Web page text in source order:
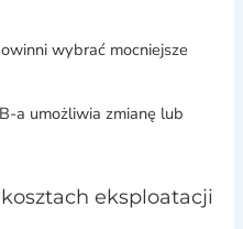
wybrać mocniejsze
a umożliwia zmianę lub
eksploatacji